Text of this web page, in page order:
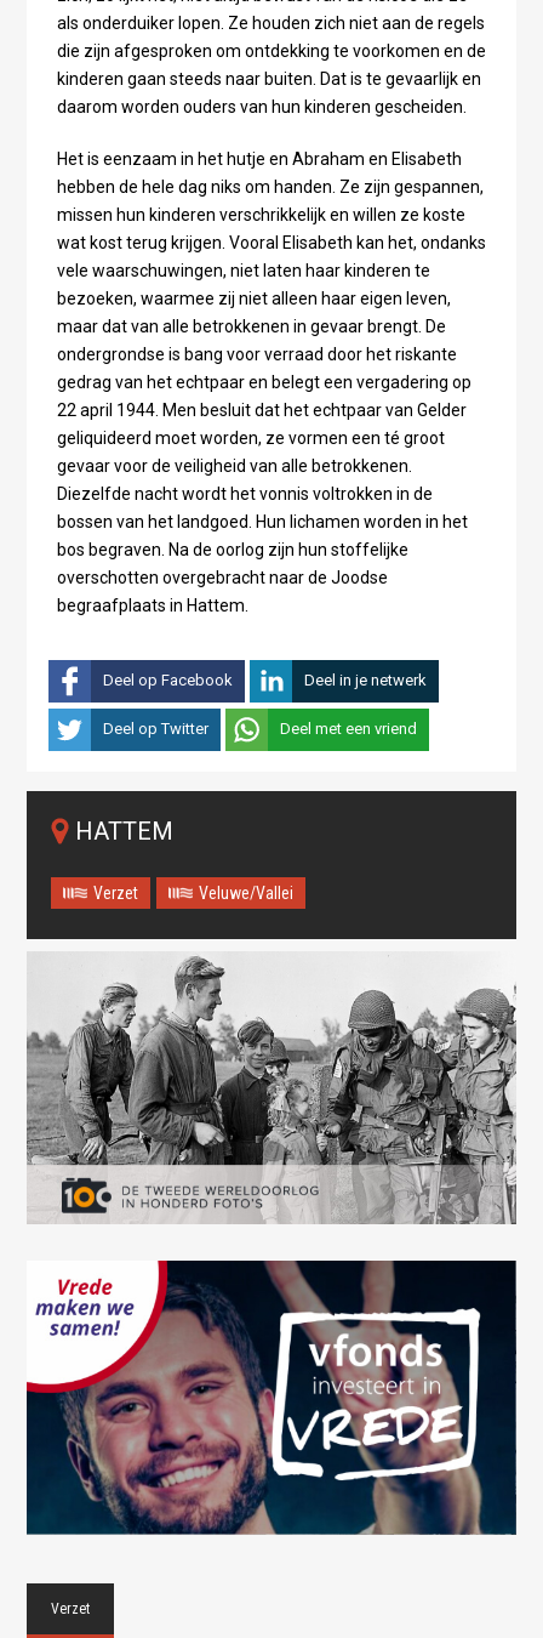
als onderduiker lopen. Ze houden zich niet aan de regels
die zijn afgesproken om ontdekking te voorkomen en de
kinderen gaan steeds naar buiten. Dat is te gevaarlijk en
daarom worden ouders van hun kinderen gescheiden.
Het is eenzaam in het hutje en Abraham en Elisabeth
hebben de hele dag niks om handen. Ze zijn gespannen,
missen hun kinderen verschrikkelijk en willen ze koste
wat kost terug krijgen. Vooral Elisabeth kan het, ondanks
vele waarschuwingen, niet laten haar kinderen te
bezoeken, waarmee zij niet alleen haar eigen leven,
maar dat van alle betrokkenen in gevaar brengt. De
ondergrondse is bang voor verraad door het riskante
gedrag van het echtpaar en belegt een vergadering op
22 april 1944. Men besluit dat het echtpaar van Gelder
geliquideerd moet worden, ze vormen een té groot
gevaar voor de veiligheid van alle betrokkenen.
Diezelfde nacht wordt het vonnis voltrokken in de
bossen van het landgoed. Hun lichamen worden in het
bos begraven. Na de oorlog zijn hun stoffelijke
overschotten overgebracht naar de Joodse
begraafplaats in Hattem.
Deel op Facebook Deel in je netwerk
Deel op Twitter Deel met een vriend
HATTEM
Verzet Veluwe/Vallei
Verzet